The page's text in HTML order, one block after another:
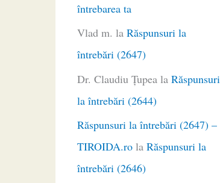
întrebarea ta
Vlad m. la Răspunsuri la
întrebări (2647)
Dr. Claudiu Ţupea la Răspunsuri
la întrebări (2644)
Răspunsuri la întrebări (2647) –
TIROIDA.ro la Răspunsuri la
întrebări (2646)